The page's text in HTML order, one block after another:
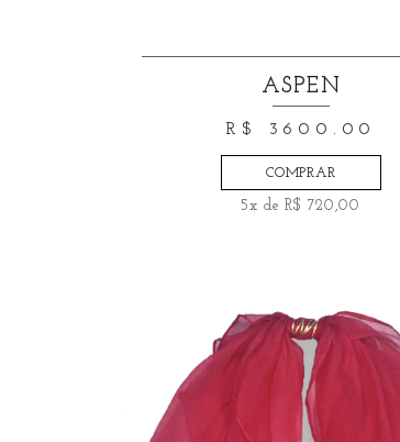
ASPEN
R$ 3600.00
COMPRAR
5x de R$ 720,00